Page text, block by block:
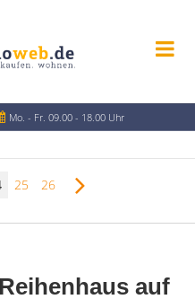
Mo. - Fr. 09.00 - 18.00 Uhr
25 26
auf